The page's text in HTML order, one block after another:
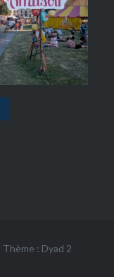
Thème : Dyad 2